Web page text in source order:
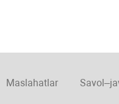
Maslahatlar